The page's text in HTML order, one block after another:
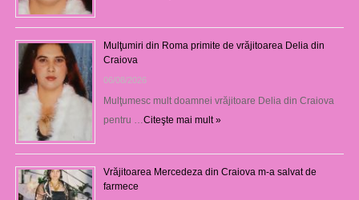
Mulţumiri din Roma primite de vrăjitoarea Delia din
Craiova
06/08/2026
Mulţumesc mult doamnei vrăjitoare Delia din Craiova
pentru … Citeşte mai mult »
Vrăjitoarea Mercedeza din Craiova m-a salvat de
farmece